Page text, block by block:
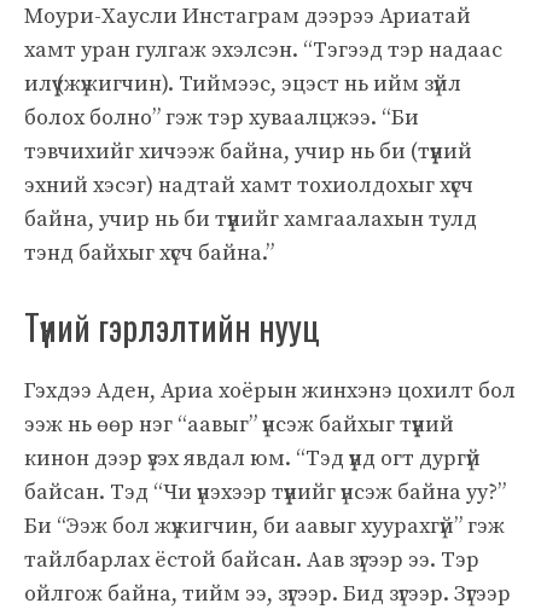
Моури-Хаусли Инстаграм дээрээ Ариатай
хамт уран гулгаж эхэлсэн. “Тэгээд тэр надаас
илүү (жүжигчин). Тиймээс, эцэст нь ийм зүйл
болох болно” гэж тэр хуваалцжээ. “Би
тэвчихийг хичээж байна, учир нь би (түүний
эхний хэсэг) надтай хамт тохиолдохыг хүсч
байна, учир нь би түүнийг хамгаалахын тулд
тэнд байхыг хүсч байна.”
Түүний гэрлэлтийн нууц
Гэхдээ Аден, Ариа хоёрын жинхэнэ цохилт бол
ээж нь өөр нэг “аавыг” үнсэж байхыг түүний
кинон дээр үзэх явдал юм. “Тэд үүнд огт дургүй
байсан. Тэд “Чи үнэхээр түүнийг үнсэж байна уу?”
Би “Ээж бол жүжигчин, би аавыг хуурахгүй” гэж
тайлбарлах ёстой байсан. Аав зүгээр ээ. Тэр
ойлгож байна, тийм ээ, зүгээр. Бид зүгээр. Зүгээр